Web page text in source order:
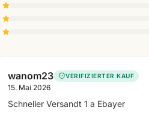
wanom23 VERIFIZIERTER KAUF
15. Mai 2026
Schneller Versandt 1 a Ebayer